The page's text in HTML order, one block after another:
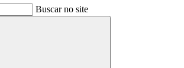
Buscar no site